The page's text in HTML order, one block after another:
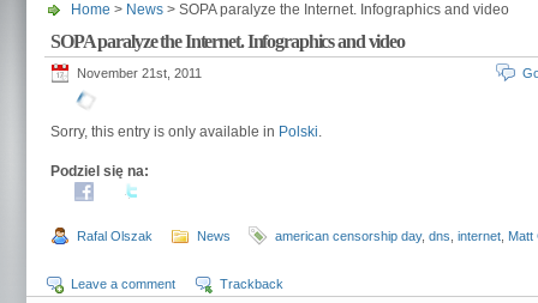
Home > News > SOPA paralyze the Internet. Infographics and video
SOPA paralyze the Internet. Infographics and video
November 21st, 2011
Sorry, this entry is only available in Polski.
Podziel się na:
Rafal Olszak News american censorship day, dns internet Matt
Leave a comment Trackback